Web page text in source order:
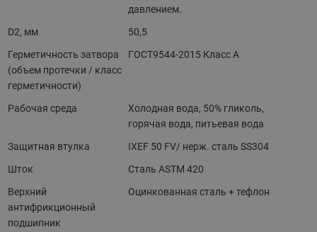
давлением.
D2, мм
50,5
Герметичность затвора
(объем протечки / класс
герметичности)
ГОСТ9544-2015 Класс А
Рабочая среда
Холодная вода, 50% гликоль,
горячая вода, питьевая вода
Защитная втулка
IXEF 50 FV/ нерж. сталь SS304
Шток
Сталь ASTM 420
Верхний
антифрикционный
подшипник
Оцинкованная сталь + тефлон